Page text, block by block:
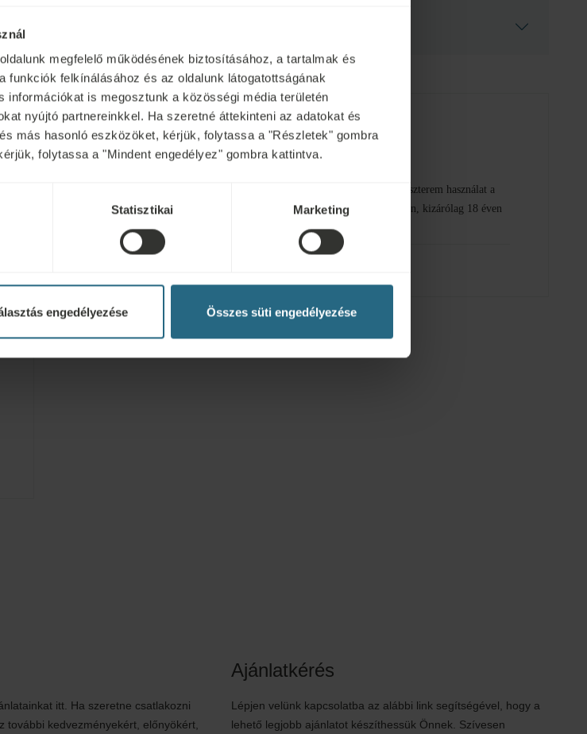
megfelelő működésének biztosításához, a tartalmak és
felkínálásához és az oldalunk látogatottságának
is megosztunk a közösségi média területén
nyújtó partnereinkkel. Ha szeretné áttekinteni az adatokat és
más hasonló eszközöket, kérjük, folytassa a "Részletek" gombra
folytassa a "Mindent engedélyez" gombra kattintva.
Statisztikai Marketing
engedélyezése Összes süti engedélyezése
bizonyos típusú aktív rehabilitációt javasol, például csoportos gyakorlatokat vagy fitnesz
Ingyenes szolgáltatások
beltéri medence ingyenes használata
Ivókúra
Ingyenes fitneszterem használat a
kijelölt órákban, kizárólag 18 éven
itt. Ha szeretne csatlakozni
további kedvezményekért, előnyökért,
Ajánlatkérés
Lépjen velünk kapcsolatba az alábbi link segítségével, hogy a
lehető legjobb ajánlatot készíthessük Önnek. Szívesen